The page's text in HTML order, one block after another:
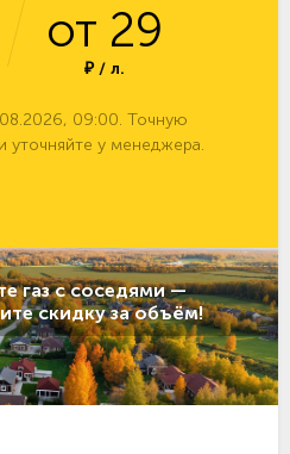
от 29
₽ / л.
09:00. Точную
уточняйте у менеджера.
газ с соседями —
скидку за объём!